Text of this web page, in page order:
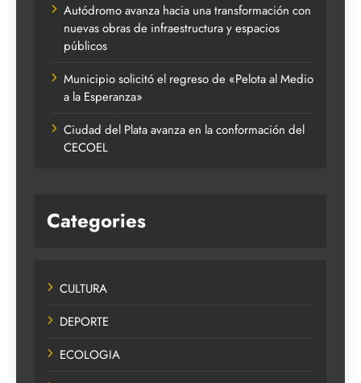
Autódromo avanza hacia una transformación con
nuevas obras de infraestructura y espacios
públicos
Municipio solicitó el regreso de «Pelota al Medio
a la Esperanza»
Ciudad del Plata avanza en la conformación del
CECOEL
Categories
CULTURA
DEPORTE
ECOLOGIA